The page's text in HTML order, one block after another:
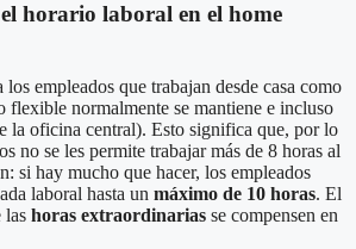
horario laboral en el home
empleados que trabajan desde casa como
flexible normalmente se mantiene e incluso
la oficina central). Esto significa que, por lo
no se les permite trabajar más de 8 horas al
si hay mucho que hacer, los empleados
laboral hasta un máximo de 10 horas. El
las horas extraordinarias se compensen en